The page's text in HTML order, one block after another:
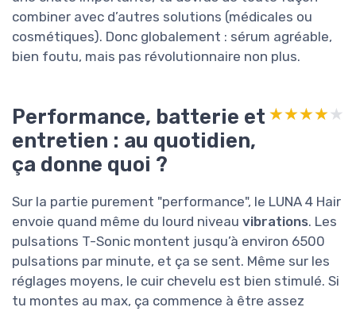
combiner avec d’autres solutions (médicales ou
cosmétiques). Donc globalement : sérum agréable,
bien foutu, mais pas révolutionnaire non plus.
Performance, batterie et
entretien : au quotidien,
ça donne quoi ?
★★★★★
★★★★★
Sur la partie purement "performance", le LUNA 4 Hair
envoie quand même du lourd niveau vibrations. Les
pulsations T-Sonic montent jusqu’à environ 6500
pulsations par minute, et ça se sent. Même sur les
réglages moyens, le cuir chevelu est bien stimulé. Si
tu montes au max, ça commence à être assez